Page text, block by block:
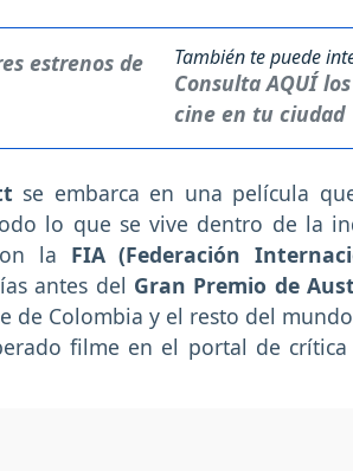
También te puede
Consulta AQUÍ
cine en tu ciudad
se embarca en una película
lo que se vive dentro de la
la FIA (Federación
antes del Gran Premio de
de Colombia y el resto del
filme en el portal de crítica